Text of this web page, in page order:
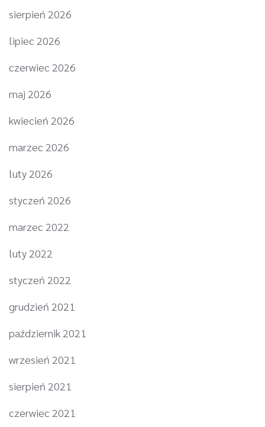
sierpień 2026
lipiec 2026
czerwiec 2026
maj 2026
kwiecień 2026
marzec 2026
luty 2026
styczeń 2026
marzec 2022
luty 2022
styczeń 2022
grudzień 2021
październik 2021
wrzesień 2021
sierpień 2021
czerwiec 2021